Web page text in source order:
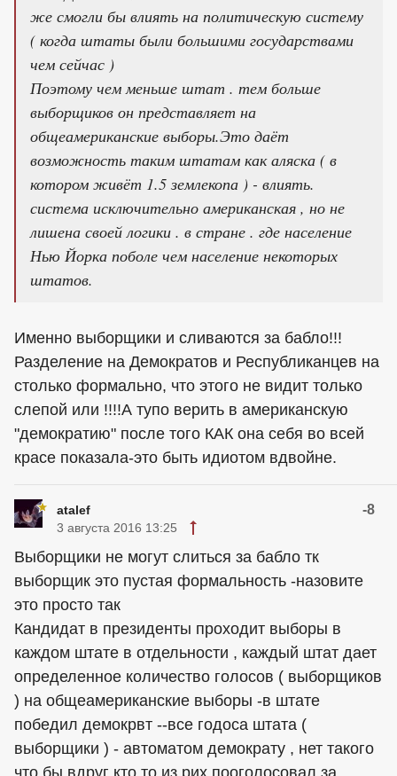
же смогли бы влиять на политическую систему
( когда штаты были большими государствами
чем сейчас )
Поэтому чем меньше штат . тем больше
выборщиков он представляет на
общеамериканские выборы.Это даёт
возможность таким штатам как аляска ( в
котором живёт 1.5 землекопа ) - влиять.
система исключительно американская , но не
лишена своей логики . в стране . где население
Нью Йорка поболе чем население некоторых
штатов.
Именно выборщики и сливаются за бабло!!!
Разделение на Демократов и Республиканцев на
столько формально, что этого не видит только
слепой или !!!!А тупо верить в американскую
"демократию" после того КАК она себя во всей
красе показала-это быть идиотом вдвойне.
atalef -8
3 августа 2016 13:25
Выборщики не могут слиться за бабло тк
выборщик это пустая формальность -назовите
это просто так
Кандидат в президенты проходит выборы в
каждом штате в отдельности , каждый штат дает
определенное количество голосов ( выборщиков
) на общеамериканские выборы -в штате
победил демокрвт --все годоса штата (
выборщики ) - автоматом демократу , нет такого